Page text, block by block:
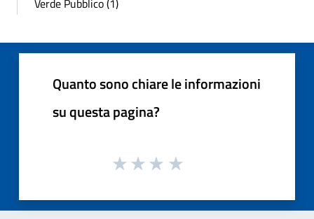
Quanto sono chiare le informazioni
su questa pagina?